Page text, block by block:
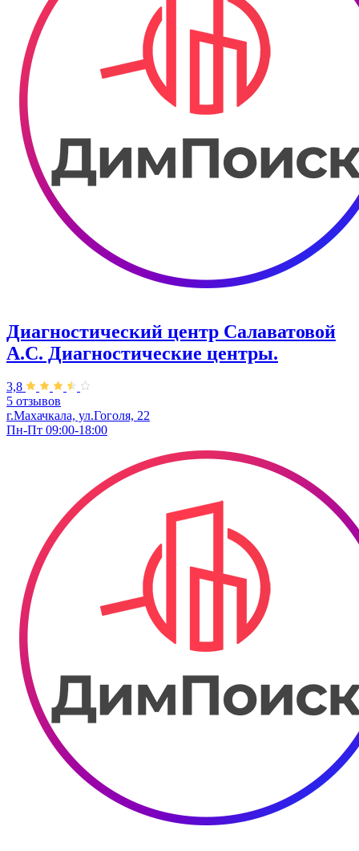
Диагностический центр Салаватовой
А.С. Диагностические центры.
3,8
5 отзывов
г.Махачкала, ул.Гоголя, 22
Пн-Пт 09:00-18:00